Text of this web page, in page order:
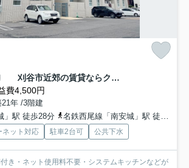
Ｓｕｎ石ナ曽根N 刈谷市近郊の賃貸ならクラスホーム刈谷店
費4,500円
年 /3階建
」駅 徒歩28分
名鉄西尾線「南安城」駅 徒歩31分
ネット対応 駐車2台可 公共下水
き・ネット使用料不要・システムキッチンなどが